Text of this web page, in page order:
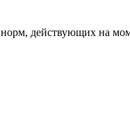
действующих на